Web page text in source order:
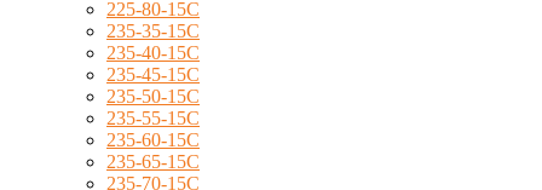
225-80-15C
235-35-15C
235-40-15C
235-45-15C
235-50-15C
235-55-15C
235-60-15C
235-65-15C
235-70-15C